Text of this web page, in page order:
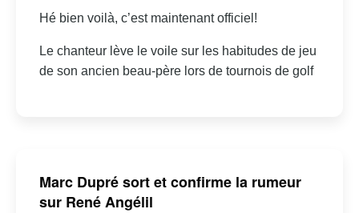
Hé bien voilà, c’est maintenant officiel!
Le chanteur lève le voile sur les habitudes de jeu
de son ancien beau-père lors de tournois de golf
Marc Dupré sort et confirme la rumeur
sur René Angélil